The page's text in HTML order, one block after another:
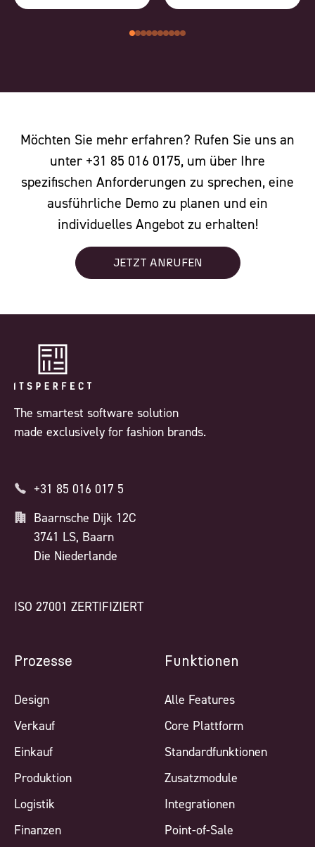
Möchten Sie mehr erfahren? Rufen Sie uns an
unter +31 85 016 0175, um über Ihre
spezifischen Anforderungen zu sprechen, eine
ausführliche Demo zu planen und ein
individuelles Angebot zu erhalten!
JETZT ANRUFEN
The smartest software solution
made exclusively for fashion brands.
+31 85 016 017 5
Baarnsche Dijk 12C
3741 LS, Baarn
Die Niederlande
ISO 27001 ZERTIFIZIERT
Prozesse
Design
Verkauf
Einkauf
Produktion
Logistik
Finanzen
Funktionen
Alle Features
Core Plattform
Standardfunktionen
Zusatzmodule
Integrationen
Point-of-Sale